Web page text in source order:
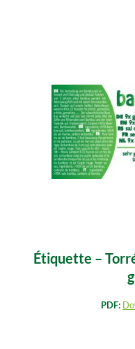
Étiquette –
PDF: